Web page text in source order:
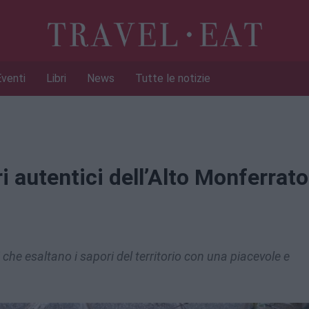
Libri News Tutte le notizie
autentici dell’Alto
esaltano i sapori del territorio con una piacevole e